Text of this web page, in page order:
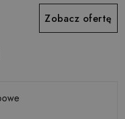
Zobacz ofertę